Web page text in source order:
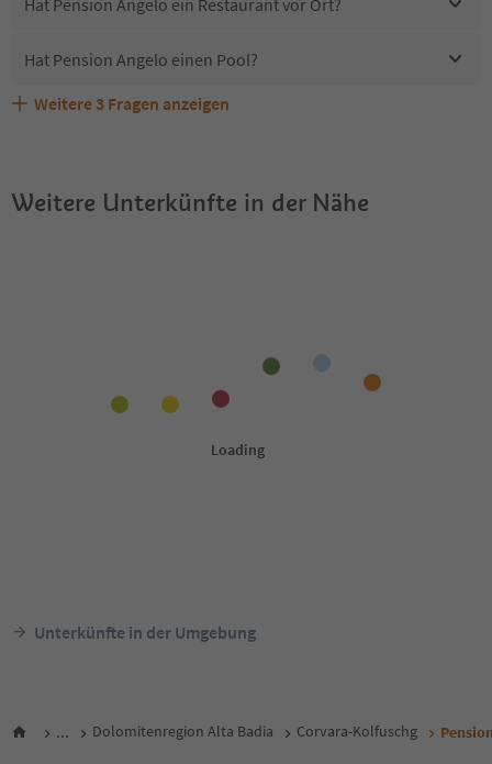
Hat Pension Angelo einen Pool?
Sind Haustiere in der Unterkunft Pension Angelo
Welche Services bietet Pension Angelo?
Erhalten die Gäste von Pension Angelo einen Südtirol
Weitere 3 Fragen anzeigen
Weitere Unterkünfte in der Nähe
Unterkünfte in der Umgebung
... Dolomitenregion Alta Badia Corvara-Kolfuschg